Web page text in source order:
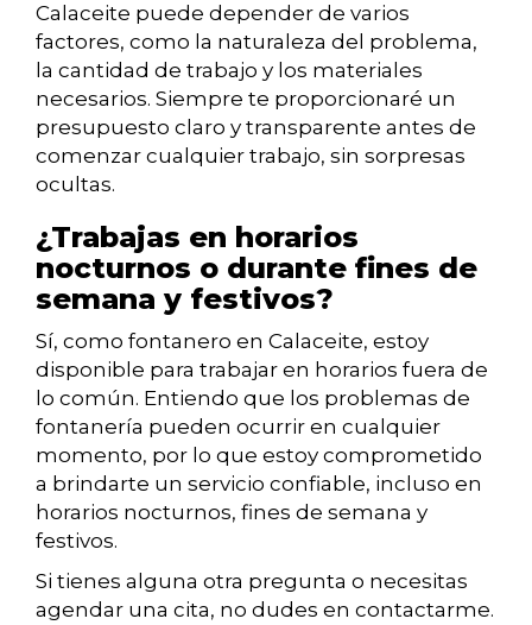
Calaceite puede depender de varios
factores, como la naturaleza del problema,
la cantidad de trabajo y los materiales
necesarios. Siempre te proporcionaré un
presupuesto claro y transparente antes de
comenzar cualquier trabajo, sin sorpresas
ocultas.
¿Trabajas en horarios
nocturnos o durante fines de
semana y festivos?
Sí, como fontanero en Calaceite, estoy
disponible para trabajar en horarios fuera de
lo común. Entiendo que los problemas de
fontanería pueden ocurrir en cualquier
momento, por lo que estoy comprometido
a brindarte un servicio confiable, incluso en
horarios nocturnos, fines de semana y
festivos.
Si tienes alguna otra pregunta o necesitas
agendar una cita, no dudes en contactarme.